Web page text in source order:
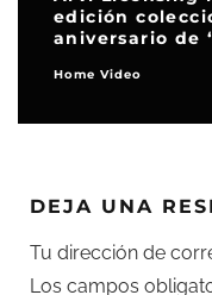
‘Toon
sonoras del
En clave de cine
DEJA UNA
Tu dirección de
Los campos